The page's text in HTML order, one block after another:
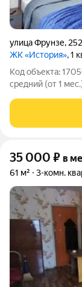
улица Фрунзе,
ЖК «История», 1
Код объекта:
средний (от 1
детская
продуманные
35 000 ₽ в
61 м² 3-комн.